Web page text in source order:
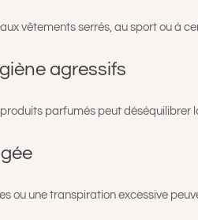
vêtements serrés, au sport ou à
agressifs
produits parfumés peut
ou une transpiration excessive